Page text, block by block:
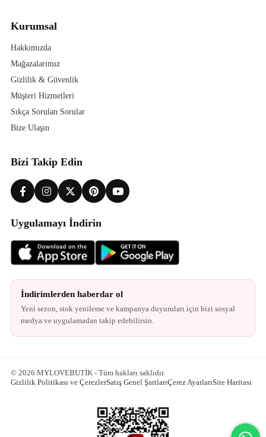
Kurumsal
Hakkımızda
Mağazalarımız
Gizlilik & Güvenlik
Müşteri Hizmetleri
Sıkça Sorulan Sorular
Bize Ulaşın
Bizi Takip Edin
Uygulamayı İndirin
İndirimlerden haberdar ol
Yeni sezon, stok yenileme ve kampanya duyuruları için bizi sosyal
medya ve uygulamadan takip edebilirsin.
© 2026 MYLOVEBUTİK - Tüm hakları saklıdır.
Gizlilik Politikası ve ÇerezlerSatış Genel ŞartlarıÇerez AyarlarıSite Haritası